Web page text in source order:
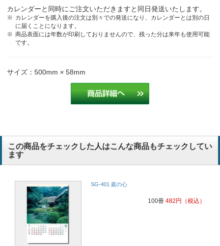
カレンダーと同時にご注文いただきますと同日発送いたします。
カレンダーを購入後の注文は別々での発送になり、カレンダーとは別の日
に届くことになります。
商品表面には年数が印刷しておりませんので、残った分は来年も使用可能
です。
サイズ：500mm × 58mm
この商品をチェックした人はこんな商品もチェックしてい
ます
SG-401 庭の心
100冊 482円 （税込）